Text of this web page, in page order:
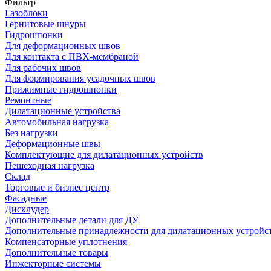
Фильтр
Газоблоки
Гернитовые шнуры
Гидрошпонки
Для деформационных швов
Для контакта с ПВХ-мембраной
Для рабочих швов
Для формирования усадочных швов
Прижимные гидрошпонки
Ремонтные
Дилатационные устройства
Автомобильная нагрузка
Без нагрузки
Деформационные швы
Комплектующие для дилатационных устройств
Пешеходная нагрузка
Склад
Торговые и бизнес центр
Фасадные
Дисклудер
Дополнительные детали для ДУ
Дополнительные принадлежности для дилатационных
Компенсаторные уплотнения
Дополнительные товары
Инжекторные системы